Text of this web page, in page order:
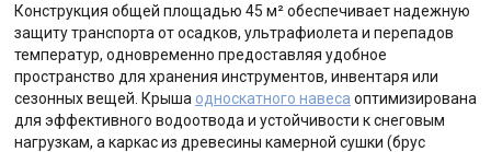
Конструкция общей площадью 45 м² обеспечивает надежную
защиту транспорта от осадков, ультрафиолета и перепадов
температур, одновременно предоставляя удобное
пространство для хранения инструментов, инвентаря или
сезонных вещей. Крыша односкатного навеса оптимизирована
для эффективного водоотвода и устойчивости к снеговым
нагрузкам, а каркас из древесины камерной сушки (брус